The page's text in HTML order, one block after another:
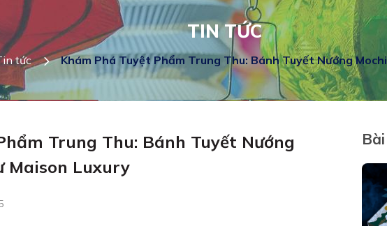
TIN TỨC
tức Khám Phá Tuyệt Phẩm Trung Thu: Bánh Tuyết Nướng
Trung Thu: Bánh Tuyết Nướng
Maison Luxury